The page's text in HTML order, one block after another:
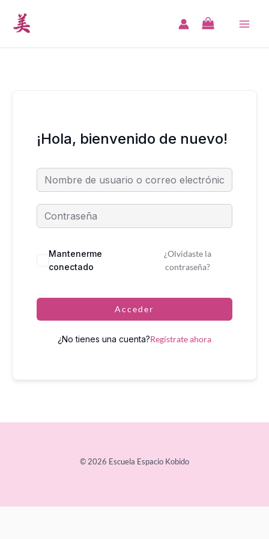
contenido
¡Hola, bienvenido de nuevo!
Mantenerme
conectado
¿Olvidaste la
contraseña?
Acceder
¿No tienes una cuenta?Regístrate ahora
© 2026 Escuela Espacio Kobido